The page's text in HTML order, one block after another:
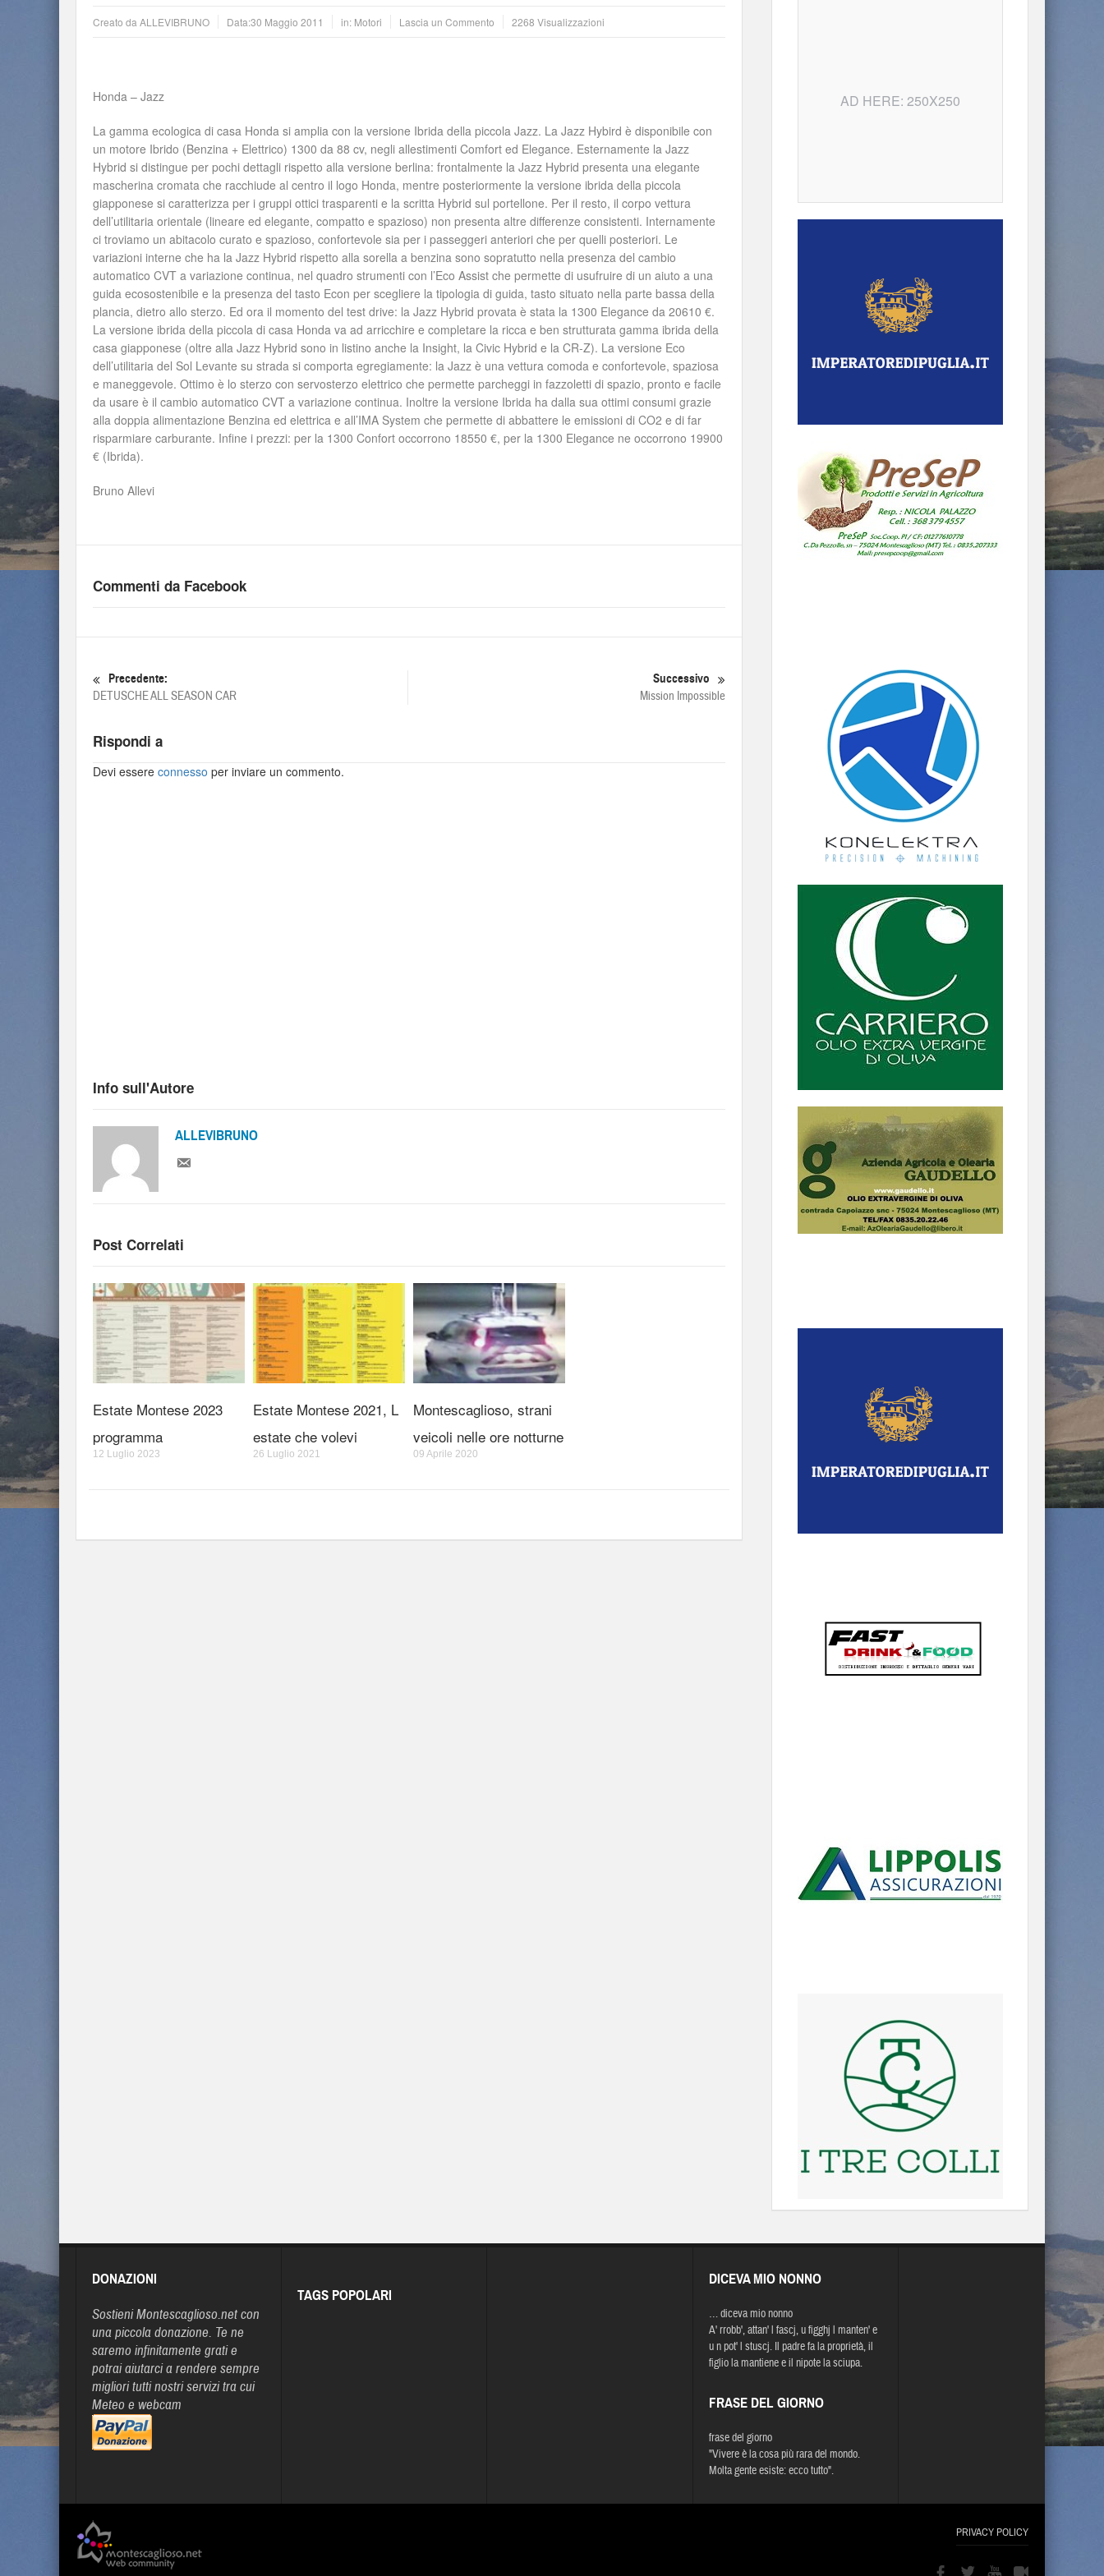
Creato da ALLEVIBRUNO Data:30 Maggio 2011 in: Motori Lascia un Commento 2268 Visualizzazioni
Honda – Jazz
La gamma ecologica di casa Honda si amplia con la versione Ibrida della piccola Jazz. La Jazz Hybird è disponibile con
un motore Ibrido (Benzina + Elettrico) 1300 da 88 cv, negli allestimenti Comfort ed Elegance. Esternamente la Jazz
Hybrid si distingue per pochi dettagli rispetto alla versione berlina: frontalmente la Jazz Hybrid presenta una elegante
mascherina cromata che racchiude al centro il logo Honda, mentre posteriormente la versione ibrida della piccola
giapponese si caratterizza per i gruppi ottici trasparenti e la scritta Hybrid sul portellone. Per il resto, il corpo vettura
dell’utilitaria orientale (lineare ed elegante, compatto e spazioso) non presenta altre differenze consistenti. Internamente
ci troviamo un abitacolo curato e spazioso, confortevole sia per i passeggeri anteriori che per quelli posteriori. Le
variazioni interne che ha la Jazz Hybrid rispetto alla sorella a benzina sono sopratutto nella presenza del cambio
automatico CVT a variazione continua, nel quadro strumenti con l’Eco Assist che permette di usufruire di un aiuto a una
guida ecosostenibile e la presenza del tasto Econ per scegliere la tipologia di guida, tasto situato nella parte bassa della
plancia, dietro allo sterzo. Ed ora il momento del test drive: la Jazz Hybrid provata è stata la 1300 Elegance da 20610 €.
La versione ibrida della piccola di casa Honda va ad arricchire e completare la ricca e ben strutturata gamma ibrida della
casa giapponese (oltre alla Jazz Hybrid sono in listino anche la Insight, la Civic Hybrid e la CR-Z). La versione Eco
dell’utilitaria del Sol Levante su strada si comporta egregiamente: la Jazz è una vettura comoda e confortevole, spaziosa
e maneggevole. Ottimo è lo sterzo con servosterzo elettrico che permette parcheggi in fazzoletti di spazio, pronto e facile
da usare è il cambio automatico CVT a variazione continua. Inoltre la versione Ibrida ha dalla sua ottimi consumi grazie
alla doppia alimentazione Benzina ed elettrica e all’IMA System che permette di abbattere le emissioni di CO2 e di far
risparmiare carburante. Infine i prezzi: per la 1300 Confort occorrono 18550 €, per la 1300 Elegance ne occorrono 19900
€ (Ibrida).
Bruno Allevi
Commenti da Facebook
Precedente:
DETUSCHE ALL SEASON CAR
Successivo
Mission Impossible
Rispondi a
Devi essere connesso per inviare un commento.
Info sull'Autore
ALLEVIBRUNO
Post Correlati
Estate Montese 2023
programma
12 Luglio 2023
Estate Montese 2021, L
estate che volevi
26 Luglio 2021
Montescaglioso, strani
veicoli nelle ore notturne
09 Aprile 2020
AD HERE: 250X250
DONAZIONI
Sostieni Montescaglioso.net con
una piccola donazione. Te ne
saremo infinitamente grati e
potrai aiutarci a rendere sempre
migliori tutti nostri servizi tra cui
Meteo e webcam
TAGS POPOLARI
DICEVA MIO NONNO
… diceva mio nonno
A' rrobb', attan' l fascj, u figghj l manten' e
u n pot' l stuscj. Il padre fa la proprietà, il
figlio la mantiene e il nipote la sciupa.
FRASE DEL GIORNO
frase del giorno
"Vivere è la cosa più rara del mondo.
Molta gente esiste: ecco tutto".
PRIVACY POLICY